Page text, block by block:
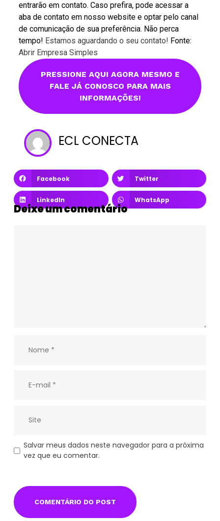
entrarão em contato. Caso prefira, pode acessar a
aba de contato em nosso website e optar pelo canal
de comunicação de sua preferência. Não perca
tempo! Estamos aguardando o seu contato! Fonte:
Abrir Empresa Simples
PRESSIONE AQUI AGORA MESMO E
FALE JÁ CONOSCO PARA MAIS
INFORMAÇÕES!
ECL CONECTA
Facebook Twitter
LinkedIn WhatsApp
Deixe um comentário
Salvar meus dados neste navegador para a próxima
vez que eu comentar.